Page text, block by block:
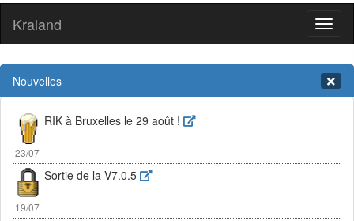
Kraland
Nouvelles
23/07
RIK à Bruxelles le 29 août !
19/07
Sortie de la V7.0.5